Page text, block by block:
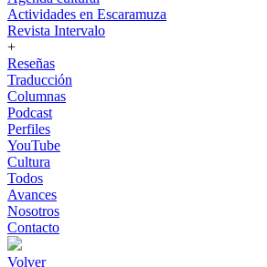
Actividades en Escaramuza
Revista Intervalo
+
Reseñas
Traducción
Columnas
Podcast
Perfiles
YouTube
Cultura
Todos
Avances
Nosotros
Contacto
Volver